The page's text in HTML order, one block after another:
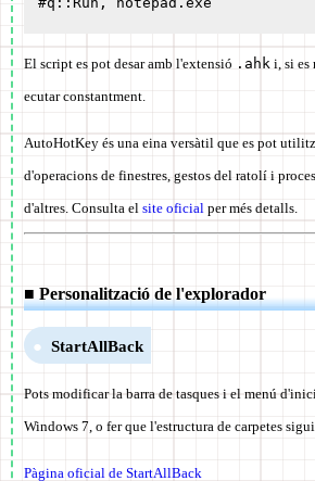
El script es pot desar amb l'extensió .ahk i, si es
ecutar constantment.
AutoHotKey és una eina versàtil que es pot
d'operacions de finestres, gestos del ratolí i
d'altres. Consulta el site oficial per més detalls.
■ Personalització de l'explorador
StartAllBack
Pots modificar la barra de tasques i el menú
Windows 7, o fer que l'estructura de carpetes
Pàgina oficial de StartAllBack